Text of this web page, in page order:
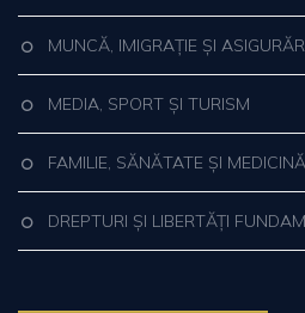
MUNCĂ, IMIGRAȚIE ȘI
MEDIA, SPORT ȘI TURISM
FAMILIE, SĂNĂTATE ȘI MEDICINĂ
DREPTURI ȘI LIBERTĂȚI